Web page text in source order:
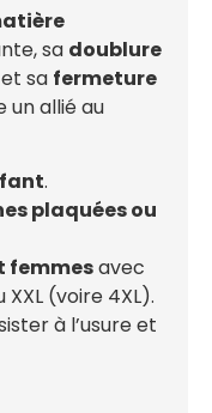
sa doublure
sa fermeture
un allié au
.
plaquées ou
femmesavec
(voire 4XL).
à l’usure et